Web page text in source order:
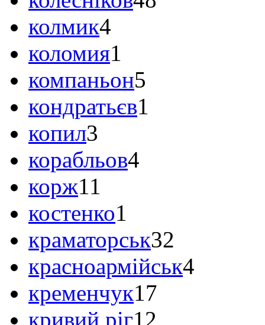
колмик4
коломия1
компаньон5
кондратьєв1
копил3
корабльов4
корж11
костенко1
краматорськ32
красноармійськ4
кременчук17
кривий ріг12